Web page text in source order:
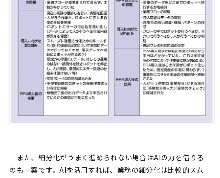
また、細分化がうまく進められない場合はAIの力を借りる
のも一案です。AIを活用すれば、業務の細分化は比較的スム